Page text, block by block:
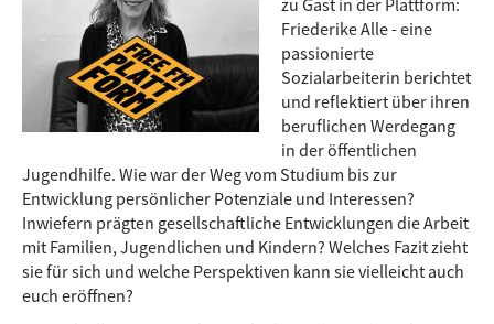
Friederike Alle - eine
passionierte
Sozialarbeiterin berichtet
und reflektiert über ihren
beruflichen Werdegang
in der öffentlichen
Jugendhilfe. Wie war der Weg vom Studium bis zur
Entwicklung persönlicher Potenziale und Interessen?
Inwiefern prägten gesellschaftliche Entwicklungen die Arbeit
mit Familien, Jugendlichen und Kindern? Welches Fazit zieht
sie für sich und welche Perspektiven kann sie vielleicht auch
euch eröffnen?